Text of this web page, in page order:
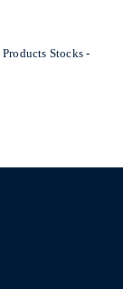
Stocks -